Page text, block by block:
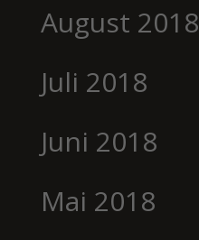
August 2018
Juli 2018
Juni 2018
Mai 2018